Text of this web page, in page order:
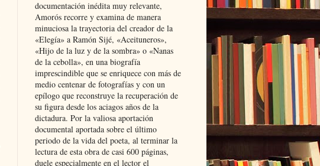
documentación inédita muy relevante,
Amorós recorre y examina de manera
minuciosa la trayectoria del creador de la
«Elegía» a Ramón Sijé, «Aceituneros»,
«Hijo de la luz y de la sombra» o «Nanas
de la cebolla», en una biografía
imprescindible que se enriquece con más de
medio centenar de fotografías y con un
epílogo que reconstruye la recuperación de
su figura desde los aciagos años de la
dictadura. Por la valiosa aportación
documental aportada sobre el último
periodo de la vida del poeta, al terminar la
lectura de esta obra de casi 600 páginas,
duele especialmente en el lector el